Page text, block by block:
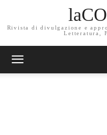
Rivista di divulgazione e
Letteratura,